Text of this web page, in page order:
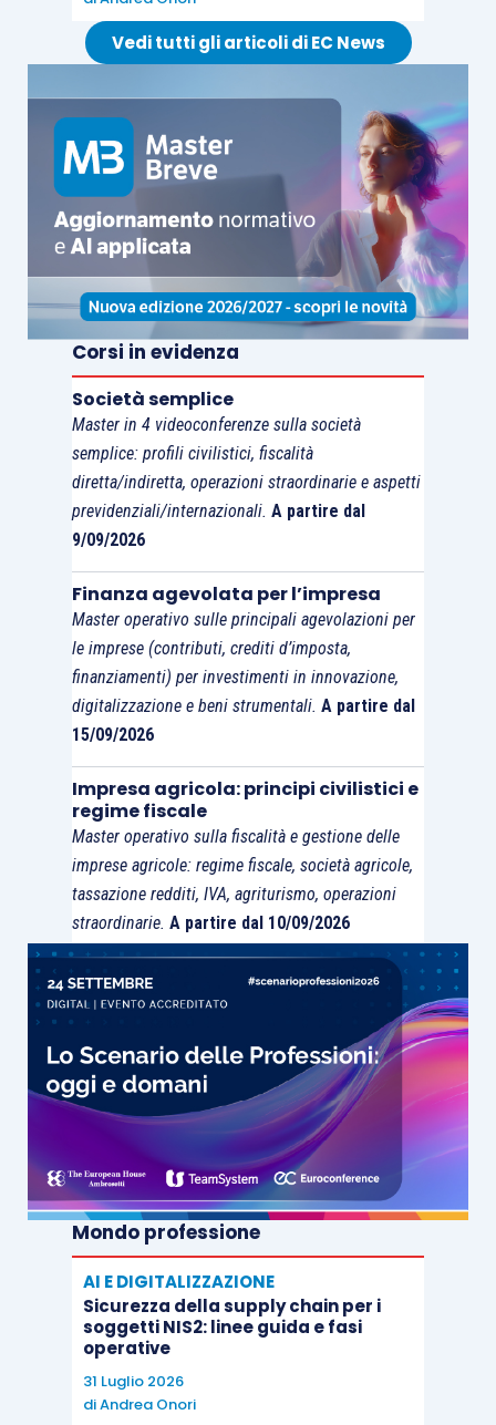
Vedi tutti gli articoli di EC News
Corsi in evidenza
Società semplice
Master in 4 videoconferenze sulla società
semplice: profili civilistici, fiscalità
diretta/indiretta, operazioni straordinarie e aspetti
previdenziali/internazionali. A partire dal
9/09/2026
Finanza agevolata per l’impresa
Master operativo sulle principali agevolazioni per
le imprese (contributi, crediti d’imposta,
finanziamenti) per investimenti in innovazione,
digitalizzazione e beni strumentali. A partire dal
15/09/2026
Impresa agricola: principi civilistici e
regime fiscale
Master operativo sulla fiscalità e gestione delle
imprese agricole: regime fiscale, società agricole,
tassazione redditi, IVA, agriturismo, operazioni
straordinarie. A partire dal 10/09/2026
Mondo professione
AI E DIGITALIZZAZIONE
Sicurezza della supply chain per i
soggetti NIS2: linee guida e fasi
operative
31 Luglio 2026
diAndrea Onori